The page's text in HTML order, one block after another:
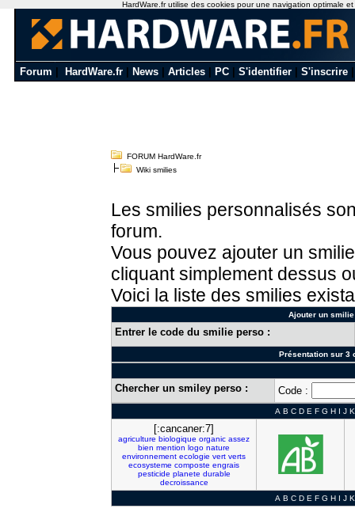
Forum HardWare.fr News Articles PC S'identifier S'inscrire
FORUM HardWare.fr
Wiki smilies
Les smilies personnalisés
forum.
Vous pouvez ajouter un
cliquant simplement dessus
Voici la liste des smilies
Ajouter un
Entrer le code du smilie perso :
Présentation sur 3
Chercher un smiley perso : Code :
A B C D E F G H I J K
[:cancaner:7]
agriculture biologique organic assez
bien mention logo nature
environnement ecologie vert verts
ecosysteme composte engrais
pesticide planete durable
decroissance
A B C D E F G H I J K
HardWare.fr utilise des cookies pour une navigation optimale